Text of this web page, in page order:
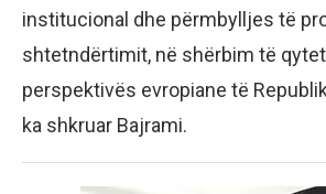
institucional dhe përmbylljes të
shtetndërtimit, në shërbim të
perspektivës evropiane të
ka shkruar Bajrami.